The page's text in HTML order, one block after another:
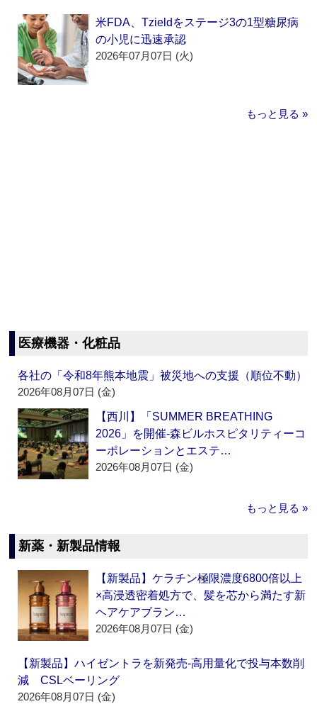
米FDA、Tzieldをステージ3の1型糖尿病
の小児に迅速承認
2026年07月07日 (火)
もっと見る »
医療機器・化粧品
各社の「令和8年熊本地震」被災地への支援（順位不動）
2026年08月07日 (金)
【西川】「SUMMER BREATHING
2026」を開催‐森ビルホスピタリティーコ
ーポレーションとエステ…
2026年08月07日 (金)
もっと見る »
新薬・新製品情報
【新製品】ケラチン極限濃度6800倍以上
×高浸透密着処方で、髪を芯から満たす新
ヘアケアブラン…
2026年08月07日 (金)
【新製品】ハイゼントラを新発売‐高用量化で投与本数削
減 CSLベーリング
2026年08月07日 (金)